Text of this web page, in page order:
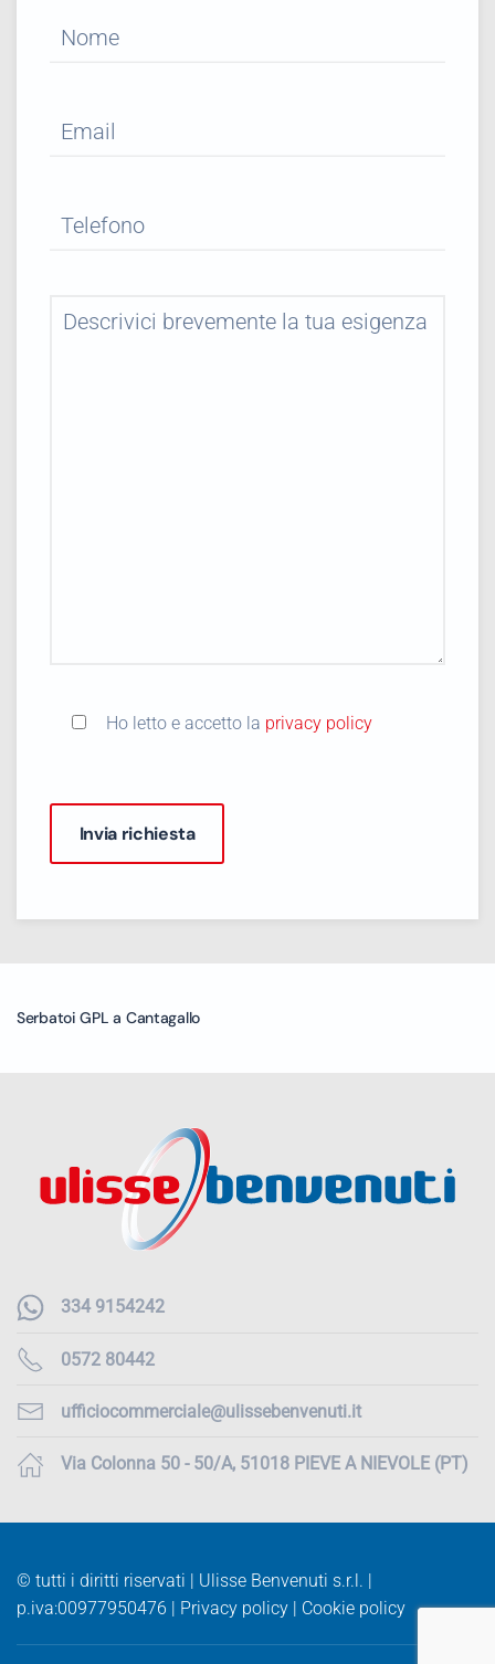
Ho letto e accetto la privacy policy
Serbatoi GPL a Cantagallo
334 9154242
0572 80442
ufficiocommerciale@ulissebenvenuti.it
Via Colonna 50 - 50/A, 51018 PIEVE A NIEVOLE (PT)
© tutti i diritti riservati | Ulisse Benvenuti s.r.l. |
p.iva:00977950476 | Privacy policy | Cookie policy